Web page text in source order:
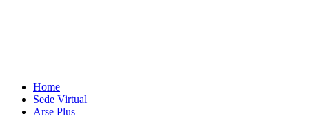
Home
Sede Virtual
Arse Plus